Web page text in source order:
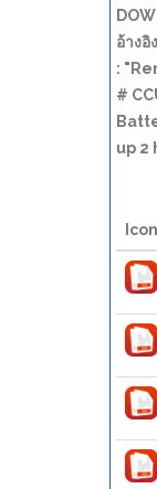
อ้างอิง
:
#
up 2
Icon